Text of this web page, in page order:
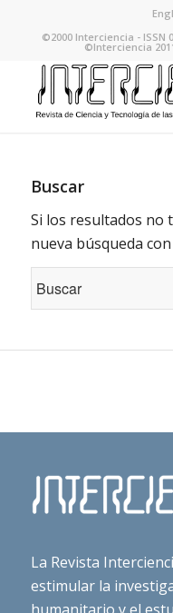
©2000 Interciencia - ISSN
©Interciencia
Buscar
Si los resultados no
nueva búsqueda
La Revista
estimular la